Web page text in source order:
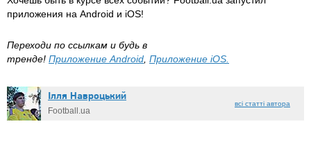
приложения на Android и iOS!
Переходи по ссылкам и будь в
тренде! Приложение Android Приложение iOS.
Ілля Навроцький
Football.ua
всі статті автора